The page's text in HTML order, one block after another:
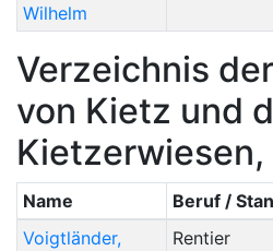
Wilhelm
Verzeichnis
von Kietz und
Kietzerwiesen,
Name
Beruf /
Voigtländer,
Rentier